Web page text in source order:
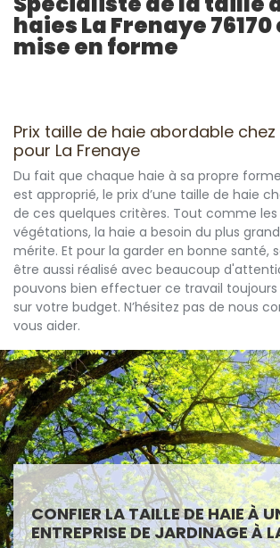
haies La Frenaye 76170
mise en forme
Prix taille de haie abordable chez
pour La Frenaye
Du fait que chaque haie à sa propre
est approprié, le prix d’une taille de haie
de ces quelques critères. Tout comme
végétations, la haie a besoin du plus grand
mérite. Et pour la garder en bonne santé,
être aussi réalisé avec beaucoup
pouvons bien effectuer ce travail
sur votre budget. N’hésitez pas de nous
vous aider.
CONFIER LA TAILLE DE HAIE À
ENTREPRISE DE JARDINAGE À